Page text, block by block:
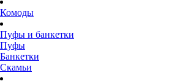
Комоды
Пуфы и банкетки
Пуфы
Банкетки
Скамьи